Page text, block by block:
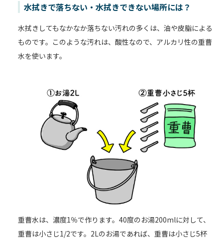
水拭きで落ちない・水拭きできない場所には？
水拭きしてもなかなか落ちない汚れの多くは、油や皮脂による
ものです。このような汚れは、酸性なので、アルカリ性の重曹
水を使います。
重曹水は、濃度1％で作ります。40度のお湯200mlに対して、
重曹は小さじ1/2です。2Lのお湯であれば、重曹は小さじ5杯